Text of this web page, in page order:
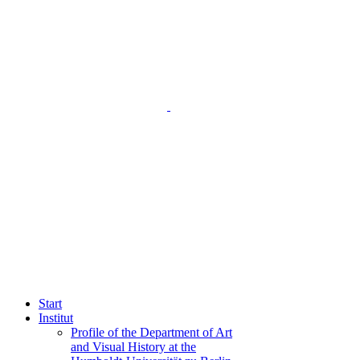
Start
Institut
Profile of the Department of Art
and Visual History at the